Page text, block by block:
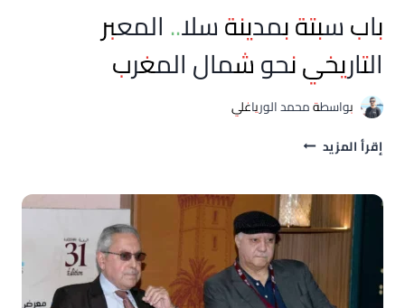
باب سبتة بمدينة سلا.. المعبر
التاريخي نحو شمال المغرب
بواسطةمحمد الورياغلي
إقرأ المزيد باب
سلا..
المعبر
التاريخي
شمال
المغرب